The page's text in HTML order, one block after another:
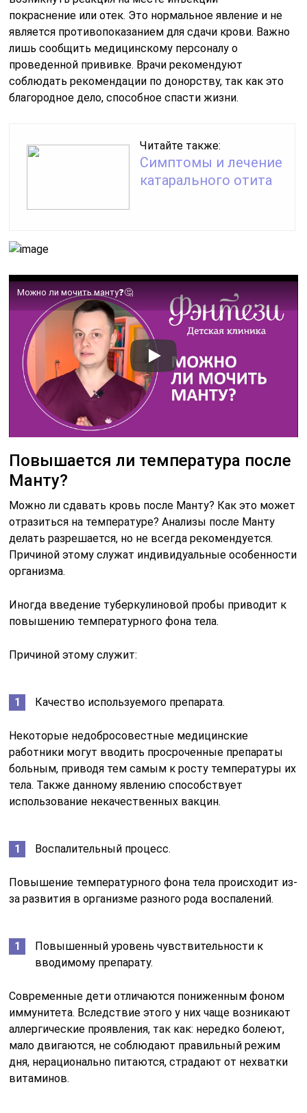
покраснение или отек. Это нормальное явление и не
является противопоказанием для сдачи крови. Важно
лишь сообщить медицинскому персоналу о
проведенной прививке. Врачи рекомендуют
соблюдать рекомендации по донорству, так как это
благородное дело, способное спасти жизни.
Читайте также:
Симптомы и лечение
катарального отита
Можно ли мочить манту❓🤔
Повышается ли температура после
Манту?
Можно ли сдавать кровь после Манту? Как это может
отразиться на температуре? Анализы после Манту
делать разрешается, но не всегда рекомендуется.
Причиной этому служат индивидуальные особенности
организма.
Иногда введение туберкулиновой пробы приводит к
повышению температурного фона тела.
Причиной этому служит:
Качество используемого препарата.
Некоторые недобросовестные медицинские
работники могут вводить просроченные препараты
больным, приводя тем самым к росту температуры их
тела. Также данному явлению способствует
использование некачественных вакцин.
Воспалительный процесс.
Повышение температурного фона тела происходит из-
за развития в организме разного рода воспалений.
Повышенный уровень чувствительности к
вводимому препарату.
Современные дети отличаются пониженным фоном
иммунитета. Вследствие этого у них чаще возникают
аллергические проявления, так как: нередко болеют,
мало двигаются, не соблюдают правильный режим
дня, нерационально питаются, страдают от нехватки
витаминов.